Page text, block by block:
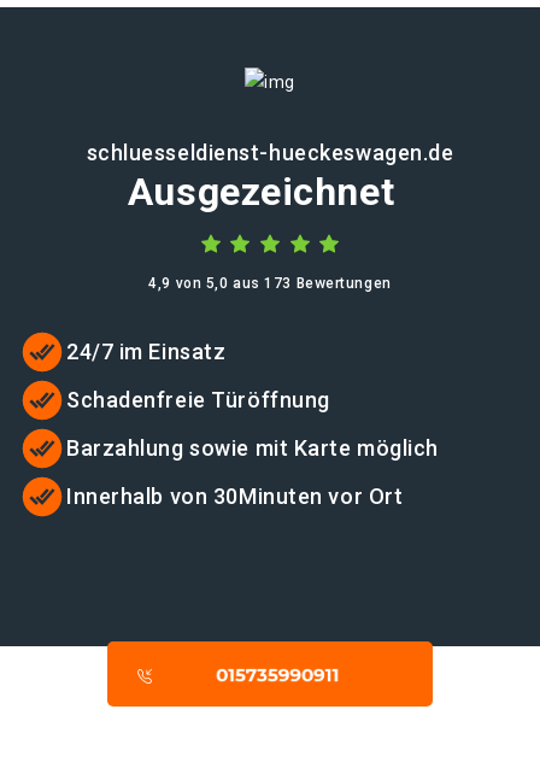
schluesseldienst-hueckeswagen.de
Ausgezeichnet
4,9 von 5,0 aus 173 Bewertungen
24/7 im Einsatz
Schadenfreie Türöffnung
Barzahlung sowie mit Karte möglich
Innerhalb von 30Minuten vor Ort